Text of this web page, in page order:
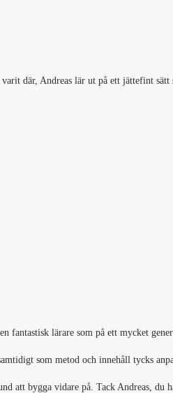
där, Andreas lär ut på ett jättefint
fantastisk lärare som på ett mycket
som metod och innehåll tycks
att bygga vidare på. Tack Andreas, du